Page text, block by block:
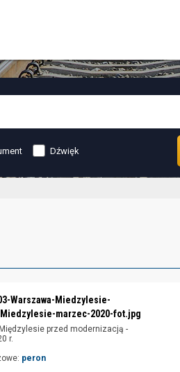
Dźwięk
Warszawa-Miedzylesie-
Miedzylesie-marzec-2020-fot.jpg
przed modernizacją -
r.
peron